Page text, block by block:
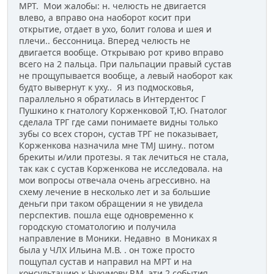
МРТ. Мои жалобы: н. челюсть не двигается
влево, а вправо она наоборот косит при
открытие, отдает в ухо, болит голова и шея и
плечи.. бессонница. Вперед челюсть не
двигается вообще. Открываю рот криво вправо
всего на 2 пальца. При пальпации правый сустав
не прощупывается вообще, а левый наоборот как
будто вывернут к уху.. Я из подмосковья,
параллельно я обратилась в Интердентос Г
Пушкино к гнатологу Корженковой Т,Ю. Гнатолог
сделала ТРГ где сами понимаете видны только
зубы со всех сторон, сустав ТРГ не показывает,
Корженкова назначила мне TMJ шину.. потом
брекиты и/или протезы. я так лечиться не стала,
так как с сустав Корженкова не исследовала. на
мои вопросы отвечала очень агрессивно. на
схему лечение в несколько лет и за большие
деньги при таком обращении я не увидела
перспектив. пошла еще одновременно к
городскую стоматологию и получила
направление в Моники. Недавно в Мониках я
была у ЧЛХ Ильина М.В. . он тоже просто
пощупал сустав и направил на МРТ и на